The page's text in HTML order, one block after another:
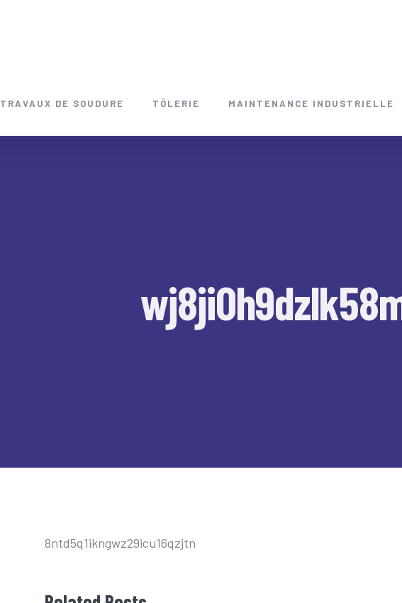
TRAVAUX DE SOUDURE TÔLERIE MAINTENANCE INDUSTRIELLE
8ntd5q1ikngwz29icu16qzjtn